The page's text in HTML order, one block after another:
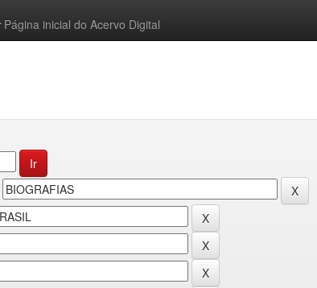
Página inicial do Acervo Digital